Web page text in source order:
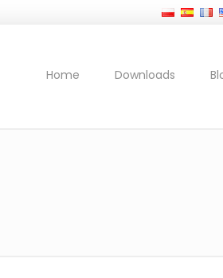
Home Downloads